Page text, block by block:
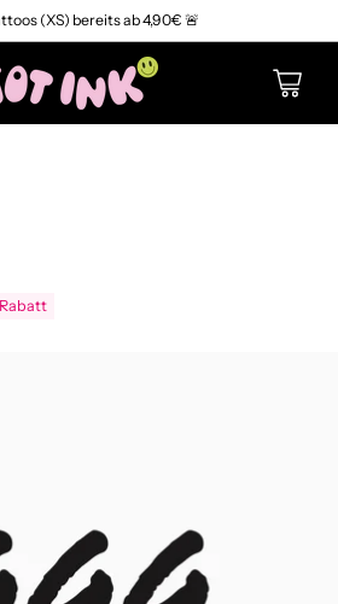
(XS) bereits ab 4,90€ 🚨